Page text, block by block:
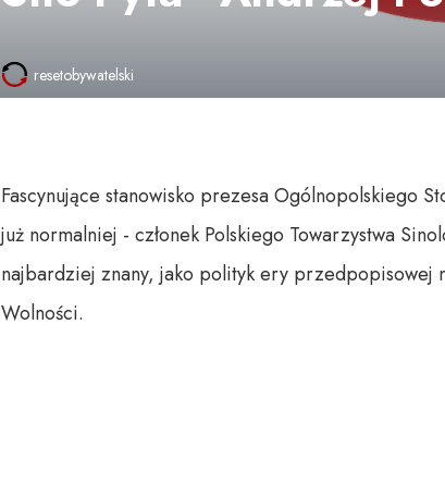
resetobywatelski
Fascynujące stanowisko prezesa Ogólnopolskiego
już normalniej - członek Polskiego Towarzystwa
najbardziej znany, jako polityk ery
Wolności.